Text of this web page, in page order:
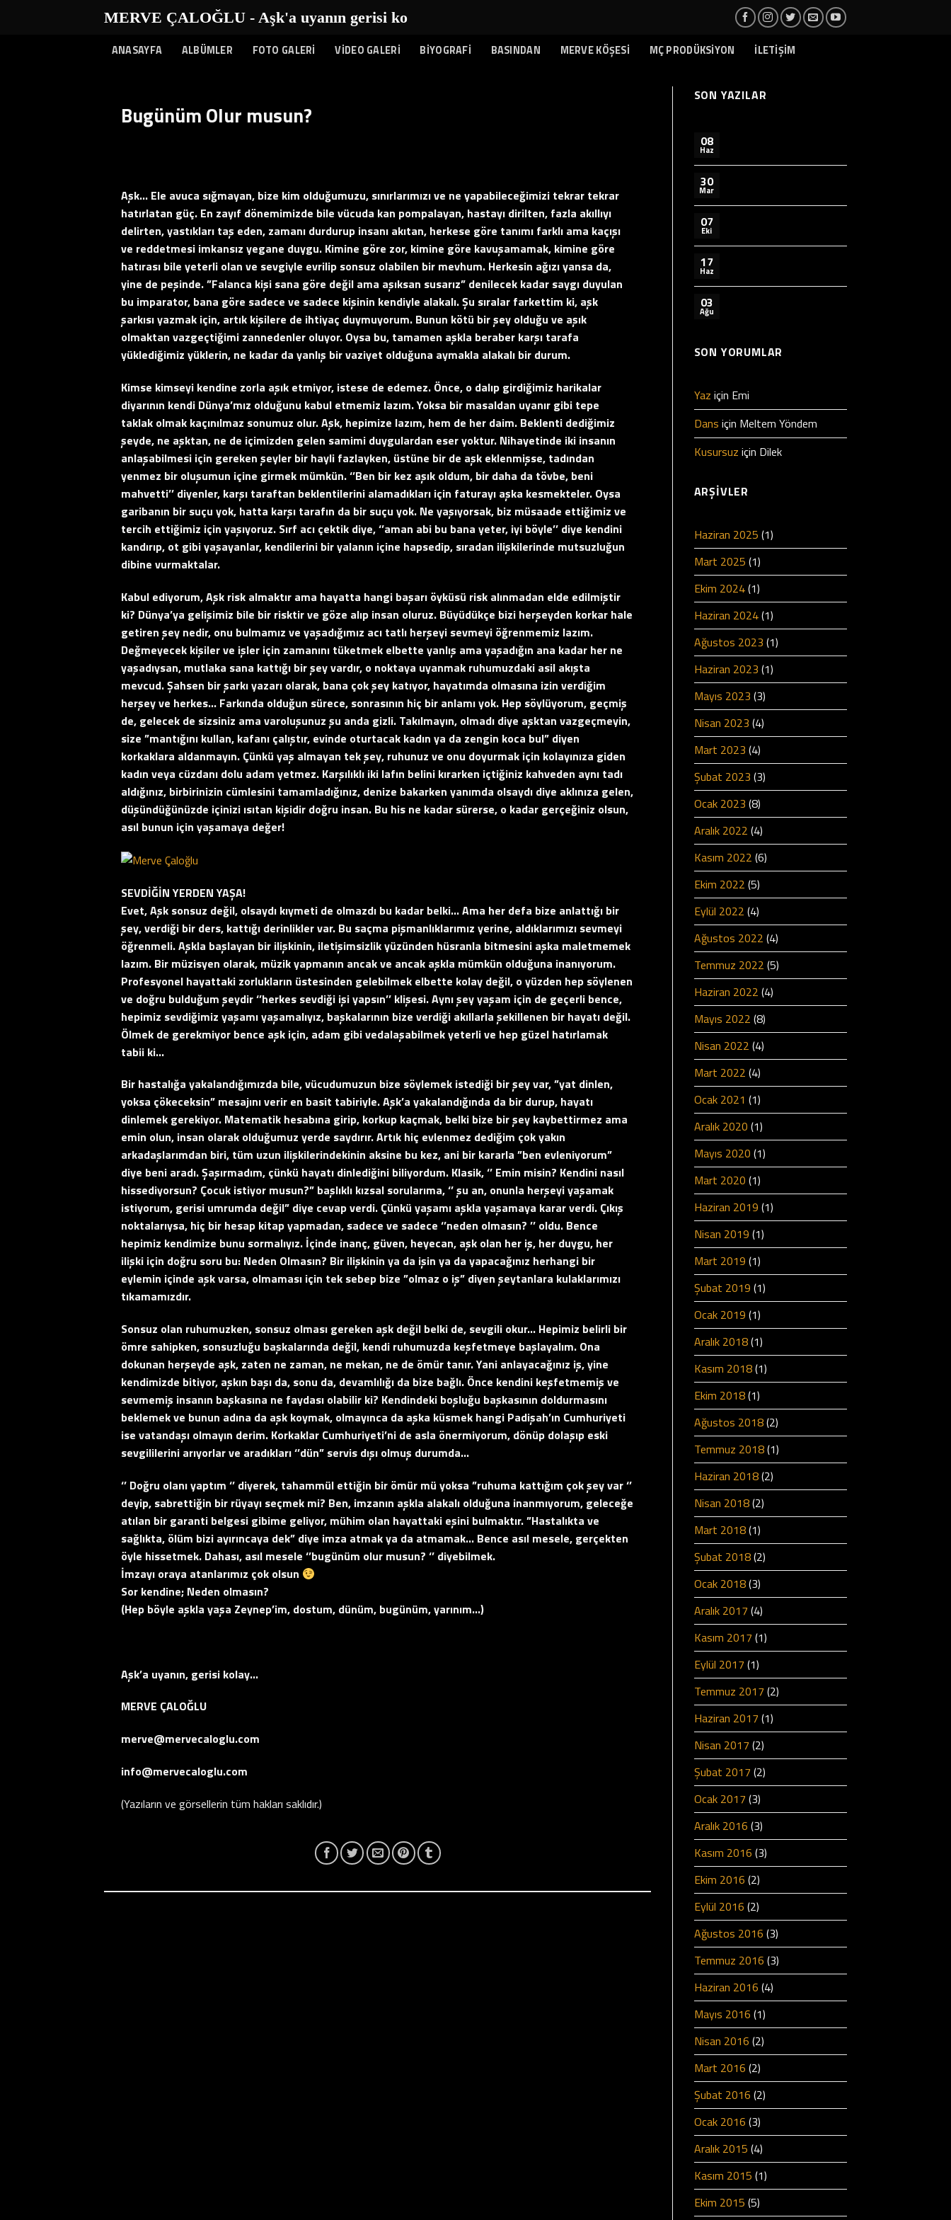
MERVE ÇALOĞLU - Aşk'a uyanın gerisi kolay...
ANASAYFA ALBÜMLER FOTO GALERİ VİDEO GALERİ BİYOGRAFİ BASINDAN MERVE KÖŞESİ MÇ PRODÜKSİYON İLETİŞİM
Bugünüm Olur musun?
Aşk… Ele avuca sığmayan, bize kim olduğumuzu, sınırlarımızı ve ne yapabileceğimizi tekrar tekrar
hatırlatan güç. En zayıf dönemimizde bile vücuda kan pompalayan, hastayı dirilten, fazla akıllıyı
delirten, yastıkları taş eden, zamanı durdurup insanı akıtan, herkese göre tanımı farklı ama kaçışı
ve reddetmesi imkansız yegane duygu. Kimine göre zor, kimine göre kavuşamamak, kimine göre
hatırası bile yeterli olan ve sevgiyle evrilip sonsuz olabilen bir mevhum. Herkesin ağızı yansa da,
yine de peşinde. ”Falanca kişi sana göre değil ama aşıksan susarız” denilecek kadar saygı duyulan
bu imparator, bana göre sadece ve sadece kişinin kendiyle alakalı. Şu sıralar farkettim ki, aşk
şarkısı yazmak için, artık kişilere de ihtiyaç duymuyorum. Bunun kötü bir şey olduğu ve aşık
olmaktan vazgeçtiğimi zannedenler oluyor. Oysa bu, tamamen aşkla beraber karşı tarafa
yüklediğimiz yüklerin, ne kadar da yanlış bir vaziyet olduğuna aymakla alakalı bir durum.
Kimse kimseyi kendine zorla aşık etmiyor, istese de edemez. Önce, o dalıp girdiğimiz harikalar
diyarının kendi Dünya’mız olduğunu kabul etmemiz lazım. Yoksa bir masaldan uyanır gibi tepe
taklak olmak kaçınılmaz sonumuz olur. Aşk, hepimize lazım, hem de her daim. Beklenti dediğimiz
şeyde, ne aşktan, ne de içimizden gelen samimi duygulardan eser yoktur. Nihayetinde iki insanın
anlaşabilmesi için gereken şeyler bir hayli fazlayken, üstüne bir de aşk eklenmişse, tadından
yenmez bir oluşumun içine girmek mümkün. ‘’Ben bir kez aşık oldum, bir daha da tövbe, beni
mahvetti’’ diyenler, karşı taraftan beklentilerini alamadıkları için faturayı aşka kesmekteler. Oysa
garibanın bir suçu yok, hatta karşı tarafın da bir suçu yok. Ne yaşıyorsak, biz müsaade ettiğimiz ve
tercih ettiğimiz için yaşıyoruz. Sırf acı çektik diye, ‘’aman abi bu bana yeter, iyi böyle’’ diye kendini
kandırıp, ot gibi yaşayanlar, kendilerini bir yalanın içine hapsedip, sıradan ilişkilerinde mutsuzluğun
dibine vurmaktalar.
Kabul ediyorum, Aşk risk almaktır ama hayatta hangi başarı öyküsü risk alınmadan elde edilmiştir
ki? Dünya’ya gelişimiz bile bir risktir ve göze alıp insan oluruz. Büyüdükçe bizi herşeyden korkar hale
getiren şey nedir, onu bulmamız ve yaşadığımız acı tatlı herşeyi sevmeyi öğrenmemiz lazım.
Değmeyecek kişiler ve işler için zamanını tüketmek elbette yanlış ama yaşadığın ana kadar her ne
yaşadıysan, mutlaka sana kattığı bir şey vardır, o noktaya uyanmak ruhumuzdaki asil akışta
mevcud. Şahsen bir şarkı yazarı olarak, bana çok şey katıyor, hayatımda olmasına izin verdiğim
herşey ve herkes… Farkında olduğun sürece, sonrasının hiç bir anlamı yok. Hep söylüyorum, geçmiş
de, gelecek de sizsiniz ama varoluşunuz şu anda gizli. Takılmayın, olmadı diye aşktan vazgeçmeyin,
size ”mantığını kullan, kafanı çalıştır, evinde oturtacak kadın ya da zengin koca bul” diyen
korkaklara aldanmayın. Çünkü yaş almayan tek şey, ruhunuz ve onu doyurmak için kolayınıza giden
kadın veya cüzdanı dolu adam yetmez. Karşılıklı iki lafın belini kırarken içtiğiniz kahveden aynı tadı
aldığınız, birbirinizin cümlesini tamamladığınız, denize bakarken yanımda olsaydı diye aklınıza gelen,
düşündüğünüzde içinizi ısıtan kişidir doğru insan. Bu his ne kadar sürerse, o kadar gerçeğiniz olsun,
asıl bunun için yaşamaya değer!
SEVDİĞİN YERDEN YAŞA!
Evet, Aşk sonsuz değil, olsaydı kıymeti de olmazdı bu kadar belki… Ama her defa bize anlattığı bir
şey, verdiği bir ders, kattığı derinlikler var. Bu saçma pişmanlıklarımız yerine, aldıklarımızı sevmeyi
öğrenmeli. Aşkla başlayan bir ilişkinin, iletişimsizlik yüzünden hüsranla bitmesini aşka maletmemek
lazım. Bir müzisyen olarak, müzik yapmanın ancak ve ancak aşkla mümkün olduğuna inanıyorum.
Profesyonel hayattaki zorlukların üstesinden gelebilmek elbette kolay değil, o yüzden hep söylenen
ve doğru bulduğum şeydir ‘’herkes sevdiği işi yapsın’’ klişesi. Aynı şey yaşam için de geçerli bence,
hepimiz sevdiğimiz yaşamı yaşamalıyız, başkalarının bize verdiği akıllarla şekillenen bir hayatı değil.
Ölmek de gerekmiyor bence aşk için, adam gibi vedalaşabilmek yeterli ve hep güzel hatırlamak
tabii ki…
Bir hastalığa yakalandığımızda bile, vücudumuzun bize söylemek istediği bir şey var, ”yat dinlen,
yoksa çökeceksin” mesajını verir en basit tabiriyle. Aşk’a yakalandığında da bir durup, hayatı
dinlemek gerekiyor. Matematik hesabına girip, korkup kaçmak, belki bize bir şey kaybettirmez ama
emin olun, insan olarak olduğumuz yerde saydırır. Artık hiç evlenmez dediğim çok yakın
arkadaşlarımdan biri, tüm uzun ilişkilerindekinin aksine bu kez, ani bir kararla ”ben evleniyorum”
diye beni aradı. Şaşırmadım, çünkü hayatı dinlediğini biliyordum. Klasik, ‘’ Emin misin? Kendini nasıl
hissediyorsun? Çocuk istiyor musun?” başlıklı kızsal sorularıma, ‘’ şu an, onunla herşeyi yaşamak
istiyorum, gerisi umrumda değil” diye cevap verdi. Çünkü yaşamı aşkla yaşamaya karar verdi. Çıkış
noktalarıysa, hiç bir hesap kitap yapmadan, sadece ve sadece ‘’neden olmasın? ’’ oldu. Bence
hepimiz kendimize bunu sormalıyız. İçinde inanç, güven, heyecan, aşk olan her iş, her duygu, her
ilişki için doğru soru bu: Neden Olmasın? Bir ilişkinin ya da işin ya da yapacağınız herhangi bir
eylemin içinde aşk varsa, olmaması için tek sebep bize ”olmaz o iş” diyen şeytanlara kulaklarımızı
tıkamamızdır.
Sonsuz olan ruhumuzken, sonsuz olması gereken aşk değil belki de, sevgili okur… Hepimiz belirli bir
ömre sahipken, sonsuzluğu başkalarında değil, kendi ruhumuzda keşfetmeye başlayalım. Ona
dokunan herşeyde aşk, zaten ne zaman, ne mekan, ne de ömür tanır. Yani anlayacağınız iş, yine
kendimizde bitiyor, aşkın başı da, sonu da, devamlılığı da bize bağlı. Önce kendini keşfetmemiş ve
sevmemiş insanın başkasına ne faydası olabilir ki? Kendindeki boşluğu başkasının doldurmasını
beklemek ve bunun adına da aşk koymak, olmayınca da aşka küsmek hangi Padişah’ın Cumhuriyeti
ise vatandaşı olmayın derim. Korkaklar Cumhuriyeti’ni de asla önermiyorum, dönüp dolaşıp eski
sevgililerini arıyorlar ve aradıkları ‘’dün” servis dışı olmuş durumda…
‘’ Doğru olanı yaptım ‘’ diyerek, tahammül ettiğin bir ömür mü yoksa ”ruhuma kattığım çok şey var ‘’
deyip, sabrettiğin bir rüyayı seçmek mi? Ben, imzanın aşkla alakalı olduğuna inanmıyorum, geleceğe
atılan bir garanti belgesi gibime geliyor, mühim olan hayattaki eşini bulmaktır. ”Hastalıkta ve
sağlıkta, ölüm bizi ayırıncaya dek” diye imza atmak ya da atmamak… Bence asıl mesele, gerçekten
öyle hissetmek. Dahası, asıl mesele ‘’bugünüm olur musun? ‘’ diyebilmek.
İmzayı oraya atanlarımız çok olsun
Sor kendine; Neden olmasın?
(Hep böyle aşkla yaşa Zeynep’im, dostum, dünüm, bugünüm, yarınım…)
Aşk’a uyanın, gerisi kolay…
MERVE ÇALOĞLU
merve@mervecaloglu.com
info@mervecaloglu.com
(Yazıların ve görsellerin tüm hakları saklıdır.)
SON YAZILAR
08
Haz
30
Mar
07
Eki
17
Haz
03
Ağu
SON YORUMLAR
Yaz için Emi
Dans için Meltem Yöndem
Kusursuz için Dilek
ARŞIVLER
Haziran 2025 (1)
Mart 2025 (1)
Ekim 2024(1)
Haziran 2024(1)
Ağustos 2023 (1)
Haziran 2023 (1)
Mayıs 2023 (3)
Nisan 2023 (4)
Mart 2023 (4)
Şubat 2023 (3)
Ocak 2023 (8)
Aralık 2022 (4)
Kasım 2022 (6)
Ekim 2022 (5)
Eylül 2022 (4)
Ağustos 2022 (4)
Temmuz 2022 (5)
Haziran 2022 (4)
Mayıs 2022 (8)
Nisan 2022 (4)
Mart 2022 (4)
Ocak 2021 (1)
Aralık 2020 (1)
Mayıs 2020 (1)
Mart 2020 (1)
Haziran 2019 (1)
Nisan 2019 (1)
Mart 2019 (1)
Şubat 2019 (1)
Ocak 2019 (1)
Aralık 2018(1)
Kasım 2018(1)
Ekim 2018(1)
Ağustos 2018(2)
Temmuz 2018(1)
Haziran 2018(2)
Nisan 2018(2)
Mart 2018(1)
Şubat 2018(2)
Ocak 2018(3)
Aralık 2017 (4)
Kasım 2017 (1)
Eylül 2017 (1)
Temmuz 2017 (2)
Haziran 2017 (1)
Nisan 2017 (2)
Şubat 2017 (2)
Ocak 2017 (3)
Aralık 2016 (3)
Kasım 2016 (3)
Ekim 2016 (2)
Eylül 2016 (2)
Ağustos 2016 (3)
Temmuz 2016 (3)
Haziran 2016 (4)
Mayıs 2016 (1)
Nisan 2016 (2)
Mart 2016 (2)
Şubat 2016 (2)
Ocak 2016 (3)
Aralık 2015 (4)
Kasım 2015 (1)
Ekim 2015 (5)